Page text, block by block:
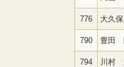
776 大久
790 豊田
794 川村